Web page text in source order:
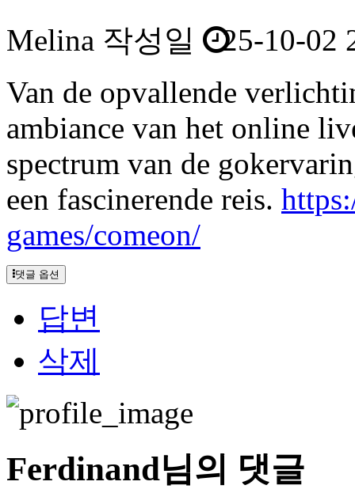
Melina 작성일
25-10-02
Van de opvallende
ambiance van het online
spectrum van de
een fascinerende reis.
games/comeon/
댓글 옵션
답변
삭제
Ferdinand님의 댓글